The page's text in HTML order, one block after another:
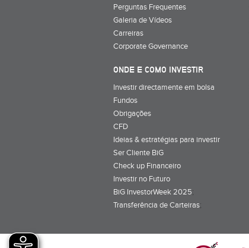
Perguntas Frequentes
Galeria de Vídeos
Carreiras
Corporate Governance
ONDE E COMO INVESTIR
Investir directamente em bolsa
Fundos
Obrigações
CFD
Ideias & estratégias para investir
Ser Cliente BiG
Check up Financeiro
Investir no Futuro
BiG InvestorWeek 2025;
Transferência de Carteiras;